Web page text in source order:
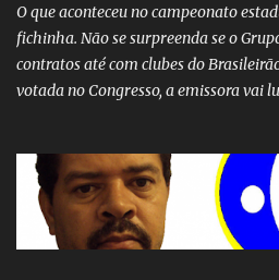
O que aconteceu no campeonato
fichinha. Não se surpreenda se o
contratos até com clubes do
votada no Congresso, a emissora vai